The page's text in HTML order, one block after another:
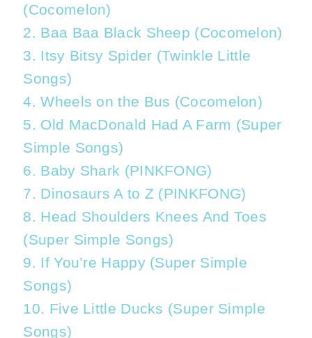
(Cocomelon)
2. Baa Baa Black Sheep (Cocomelon)
3. Itsy Bitsy Spider (Twinkle Little
Songs)
4. Wheels on the Bus (Cocomelon)
5. Old MacDonald Had A Farm (Super
Simple Songs)
6. Baby Shark (PINKFONG)
7. Dinosaurs A to Z (PINKFONG)
8. Head Shoulders Knees And Toes
(Super Simple Songs)
9. If You’re Happy (Super Simple
Songs)
10. Five Little Ducks (Super Simple
Songs)